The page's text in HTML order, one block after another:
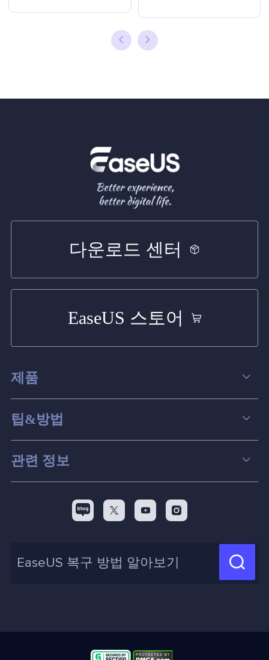
다운로드 센터
EaseUS 스토어
제품
데이터 복구
파티션 관리
스크린 레코더
백업&복원
신제품 New
팁&방법
컴퓨터 데이터 복구 팁
맥 데이터 복구 팁
디스크 파티션 팁
화면 녹화 팁
인사이트 보고서
관련 정보
리셀러
제휴 문의
  
